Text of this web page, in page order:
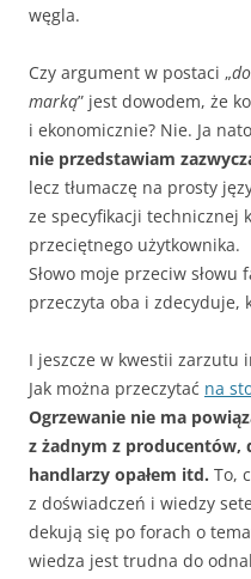
węgla.
Czy argument w postaci „
marką” jest dowodem, że
i ekonomicznie? Nie. Ja
nie przedstawiam
lecz tłumaczę na prosty
ze specyfikacji technicznej
przeciętnego użytkownika.
Słowo moje przeciw
przeczyta oba i zdecyduje,
I jeszcze w kwestii zarzutu
Jak można przeczytać na
Ogrzewanie nie ma
z żadnym z
handlarzy opałem itd. To,
z doświadczeń i wiedzy
dekują się po forach o
wiedza jest trudna do